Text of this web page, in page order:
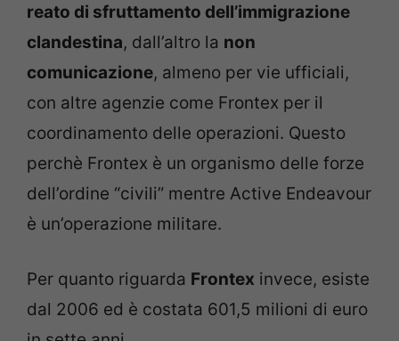
reato di sfruttamento dell’immigrazione
clandestina, dall’altro la non
comunicazione, almeno per vie ufficiali,
con altre agenzie come Frontex per il
coordinamento delle operazioni. Questo
perchè Frontex è un organismo delle forze
dell’ordine “civili” mentre Active Endeavour
è un’operazione militare.
Per quanto riguarda Frontex invece, esiste
dal 2006 ed è costata 601,5 milioni di euro